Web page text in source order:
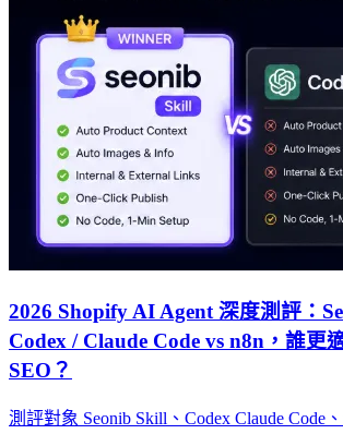
2026 Shopify AI Agent 深度測評：
Codex / Claude Code vs n8n，誰更
SEO？
測評對象 Seonib Skill、Codex Claude Code